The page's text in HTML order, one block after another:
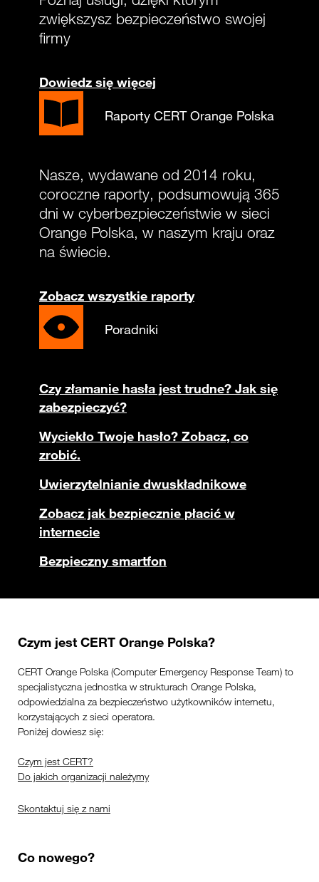
zwiększysz bezpieczeństwo swojej
firmy
Dowiedz się więcej
Raporty CERT Orange Polska
Nasze, wydawane od 2014 roku,
coroczne raporty, podsumowują 365
dni w cyberbezpieczeństwie w sieci
Orange Polska, w naszym kraju oraz
na świecie.
Zobacz wszystkie raporty
Poradniki
Czy złamanie hasła jest trudne? Jak się
zabezpieczyć?
Wyciekło Twoje hasło? Zobacz, co
zrobić.
Uwierzytelnianie dwuskładnikowe
Zobacz jak bezpiecznie płacić w
internecie
Bezpieczny smartfon
Czym jest CERT Orange Polska?
CERT Orange Polska (Computer Emergency Response Team) to
specjalistyczna jednostka w strukturach Orange Polska,
odpowiedzialna za bezpieczeństwo użytkowników internetu,
korzystających z sieci operatora.
Poniżej dowiesz się:
Czym jest CERT?
Do jakich organizacji należymy
Skontaktuj się z nami
Co nowego?